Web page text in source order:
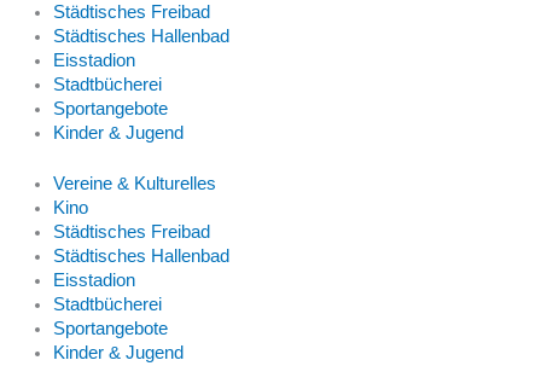
Städtisches Freibad
Städtisches Hallenbad
Eisstadion
Stadtbücherei
Sportangebote
Kinder & Jugend
Vereine & Kulturelles
Kino
Städtisches Freibad
Städtisches Hallenbad
Eisstadion
Stadtbücherei
Sportangebote
Kinder & Jugend